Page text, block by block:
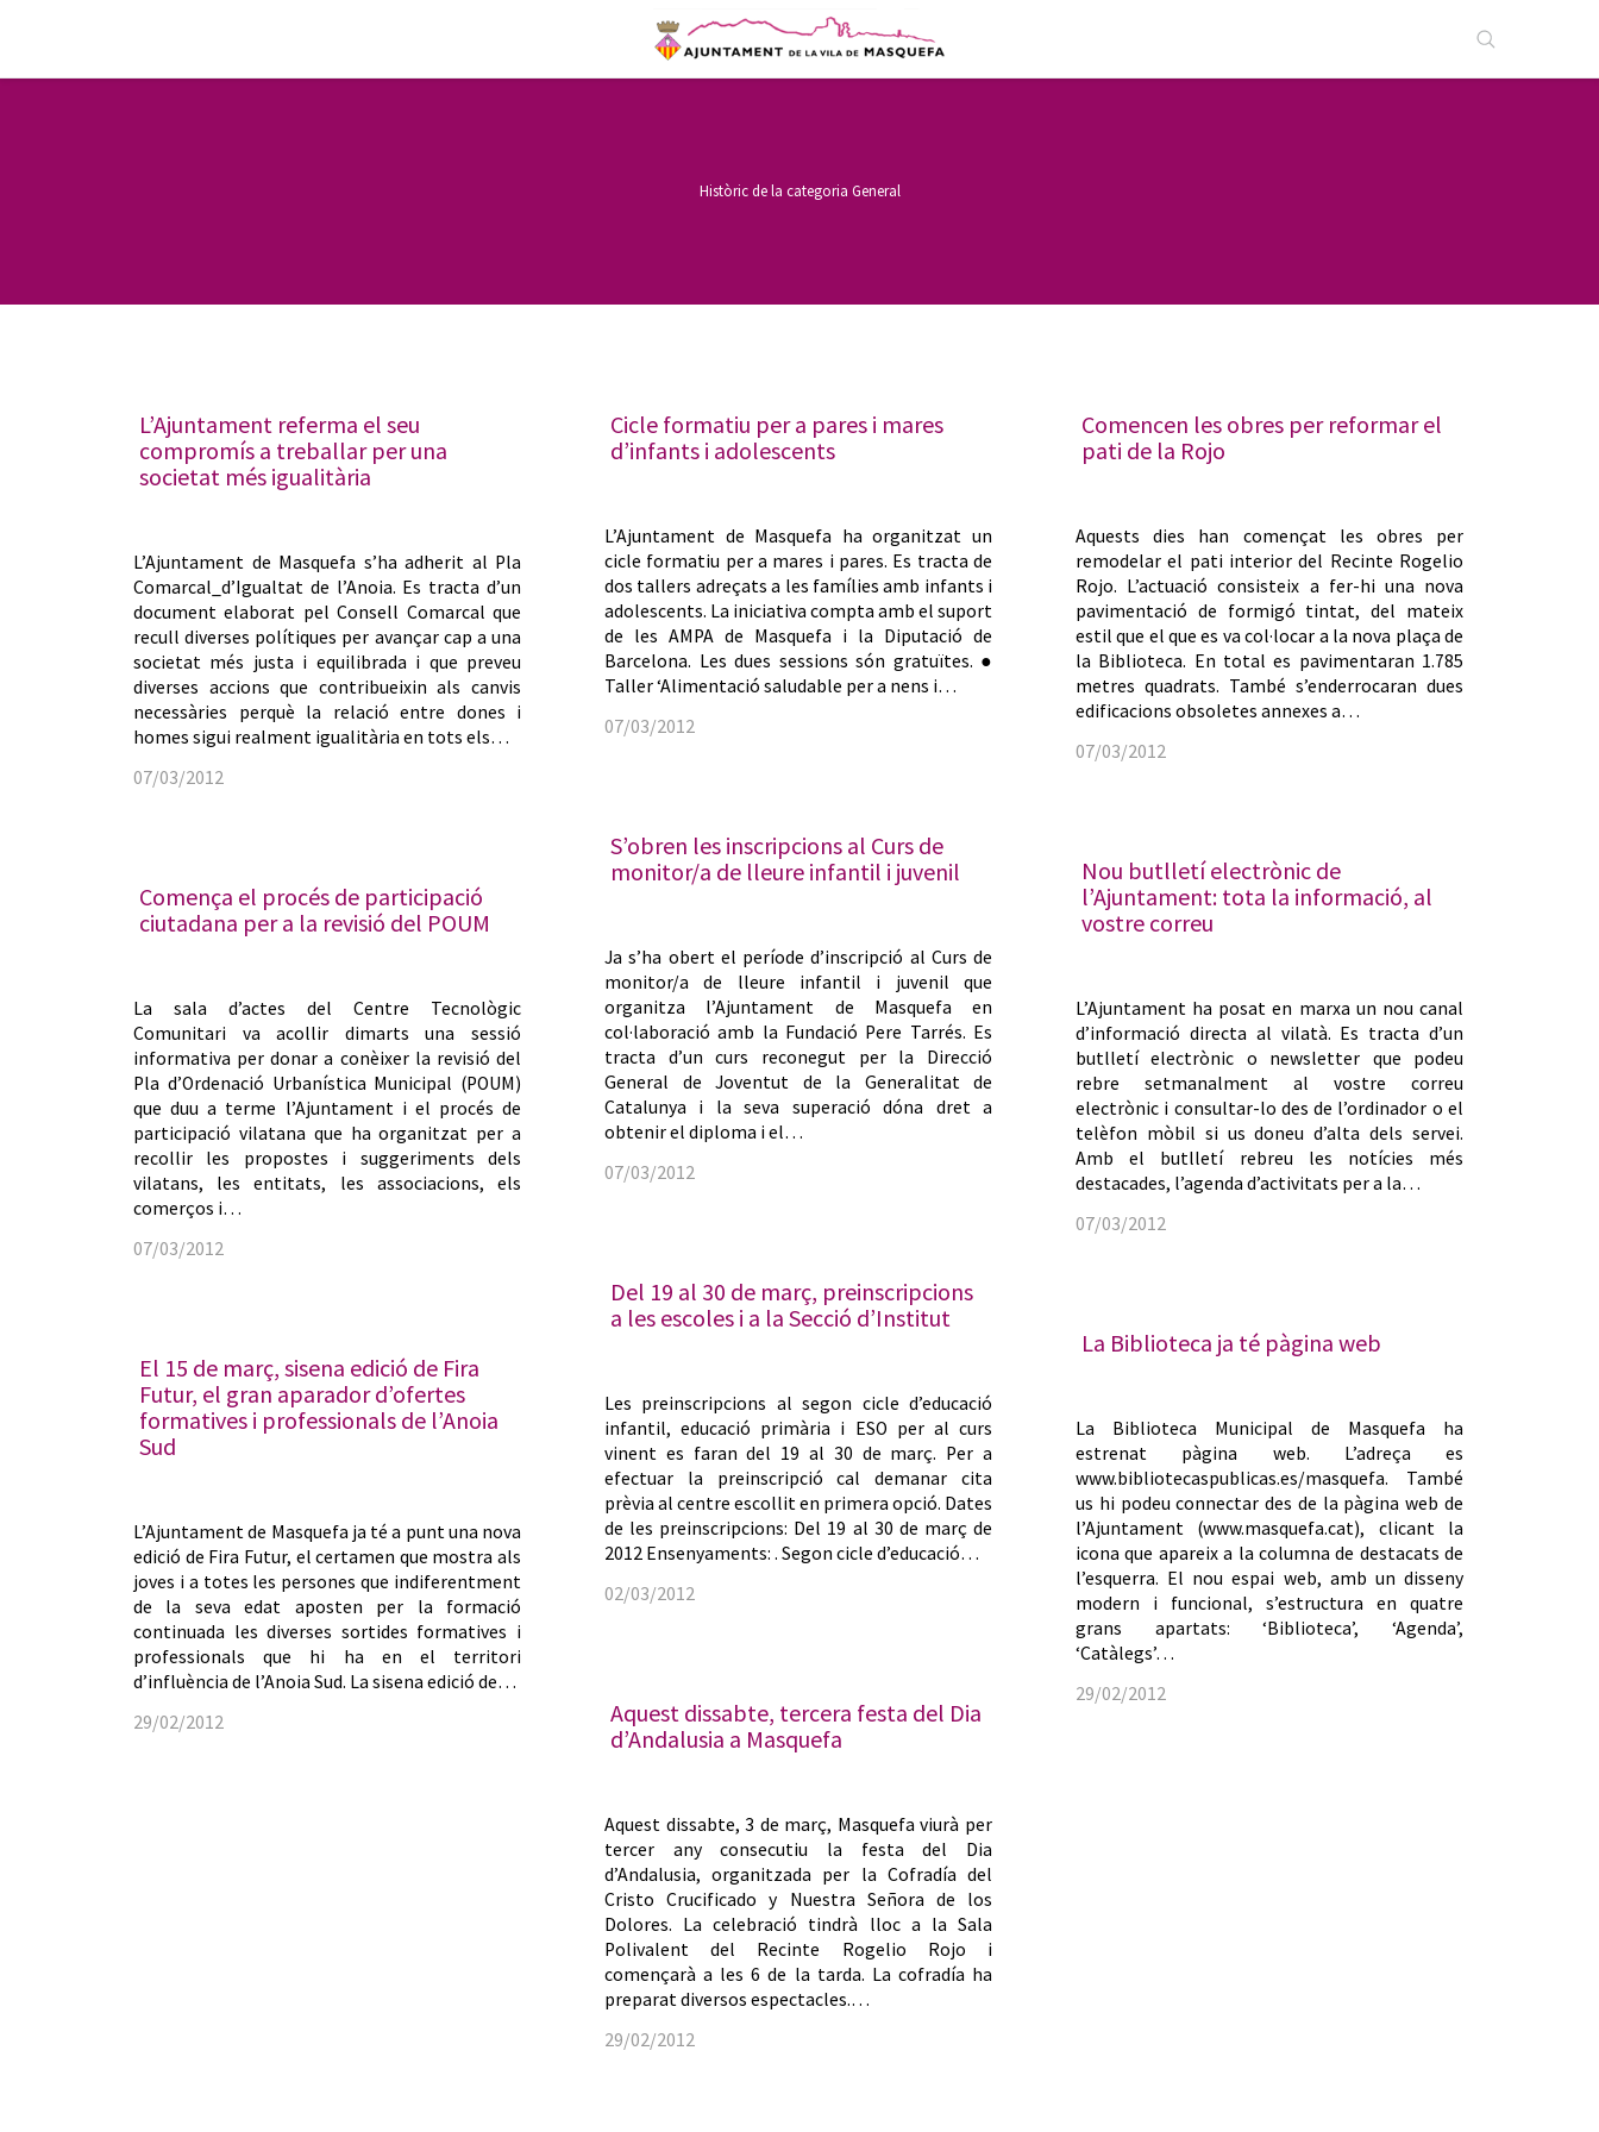
Històric de la categoria General
L’Ajuntament referma el seu
compromís a treballar per una
societat més igualitària
L’Ajuntament de Masquefa s’ha adherit al Pla
Comarcal_d’Igualtat de l’Anoia. Es tracta d’un
document elaborat pel Consell Comarcal que
recull diverses polítiques per avançar cap a una
societat més justa i equilibrada i que preveu
diverses accions que contribueixin als canvis
necessàries perquè la relació entre dones i
homes sigui realment igualitària en tots els…
07/03/2012
Cicle formatiu per a pares i mares
d’infants i adolescents
L’Ajuntament de Masquefa ha organitzat un
cicle formatiu per a mares i pares. Es tracta de
dos tallers adreçats a les famílies amb infants i
adolescents. La iniciativa compta amb el suport
de les AMPA de Masquefa i la Diputació de
Barcelona. Les dues sessions són gratuïtes. ●
Taller ‘Alimentació saludable per a nens i…
07/03/2012
Comencen les obres per reformar el
pati de la Rojo
Aquests dies han començat les obres per
remodelar el pati interior del Recinte Rogelio
Rojo. L’actuació consisteix a fer-hi una nova
pavimentació de formigó tintat, del mateix
estil que el que es va col·locar a la nova plaça de
la Biblioteca. En total es pavimentaran 1.785
metres quadrats. També s’enderrocaran dues
edificacions obsoletes annexes a…
07/03/2012
S’obren les inscripcions al Curs de
monitor/a de lleure infantil i juvenil
Ja s’ha obert el període d’inscripció al Curs de
monitor/a de lleure infantil i juvenil que
organitza l’Ajuntament de Masquefa en
col·laboració amb la Fundació Pere Tarrés. Es
tracta d’un curs reconegut per la Direcció
General de Joventut de la Generalitat de
Catalunya i la seva superació dóna dret a
obtenir el diploma i el…
07/03/2012
Nou butlletí electrònic de
l’Ajuntament: tota la informació, al
vostre correu
L’Ajuntament ha posat en marxa un nou canal
d’informació directa al vilatà. Es tracta d’un
butlletí electrònic o newsletter que podeu
rebre setmanalment al vostre correu
electrònic i consultar-lo des de l’ordinador o el
telèfon mòbil si us doneu d’alta dels servei.
Amb el butlletí rebreu les notícies més
destacades, l’agenda d’activitats per a la…
07/03/2012
Comença el procés de participació
ciutadana per a la revisió del POUM
La sala d’actes del Centre Tecnològic
Comunitari va acollir dimarts una sessió
informativa per donar a conèixer la revisió del
Pla d’Ordenació Urbanística Municipal (POUM)
que duu a terme l’Ajuntament i el procés de
participació vilatana que ha organitzat per a
recollir les propostes i suggeriments dels
vilatans, les entitats, les associacions, els
comerços i…
07/03/2012
Del 19 al 30 de març, preinscripcions
a les escoles i a la Secció d’Institut
Les preinscripcions al segon cicle d’educació
infantil, educació primària i ESO per al curs
vinent es faran del 19 al 30 de març. Per a
efectuar la preinscripció cal demanar cita
prèvia al centre escollit en primera opció. Dates
de les preinscripcions: Del 19 al 30 de març de
2012 Ensenyaments: . Segon cicle d’educació…
02/03/2012
La Biblioteca ja té pàgina web
La Biblioteca Municipal de Masquefa ha
estrenat pàgina web. L’adreça es
www.bibliotecaspublicas.es/masquefa. També
us hi podeu connectar des de la pàgina web de
l’Ajuntament (www.masquefa.cat), clicant la
icona que apareix a la columna de destacats de
l’esquerra. El nou espai web, amb un disseny
modern i funcional, s’estructura en quatre
grans apartats: ‘Biblioteca’, ‘Agenda’,
‘Catàlegs’…
29/02/2012
El 15 de març, sisena edició de Fira
Futur, el gran aparador d’ofertes
formatives i professionals de l’Anoia
Sud
L’Ajuntament de Masquefa ja té a punt una nova
edició de Fira Futur, el certamen que mostra als
joves i a totes les persones que indiferentment
de la seva edat aposten per la formació
continuada les diverses sortides formatives i
professionals que hi ha en el territori
d’influència de l’Anoia Sud. La sisena edició de…
29/02/2012
Aquest dissabte, tercera festa del Dia
d’Andalusia a Masquefa
Aquest dissabte, 3 de març, Masquefa viurà per
tercer any consecutiu la festa del Dia
d’Andalusia, organitzada per la Cofradía del
Cristo Crucificado y Nuestra Señora de los
Dolores. La celebració tindrà lloc a la Sala
Polivalent del Recinte Rogelio Rojo i
començarà a les 6 de la tarda. La cofradía ha
preparat diversos espectacles.…
29/02/2012